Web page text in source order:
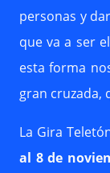
personas y
que va a ser
esta forma
gran cruzada,
La Gira
al 8 de